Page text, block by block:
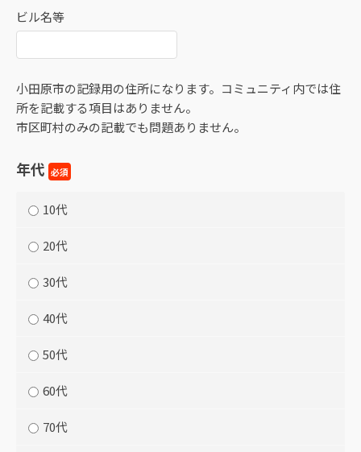
ビル名等
小田原市の記録用の住所になります。コミュニティ内では住
所を記載する項目はありません。
市区町村のみの記載でも問題ありません。
年代 必須
10代
20代
30代
40代
50代
60代
70代